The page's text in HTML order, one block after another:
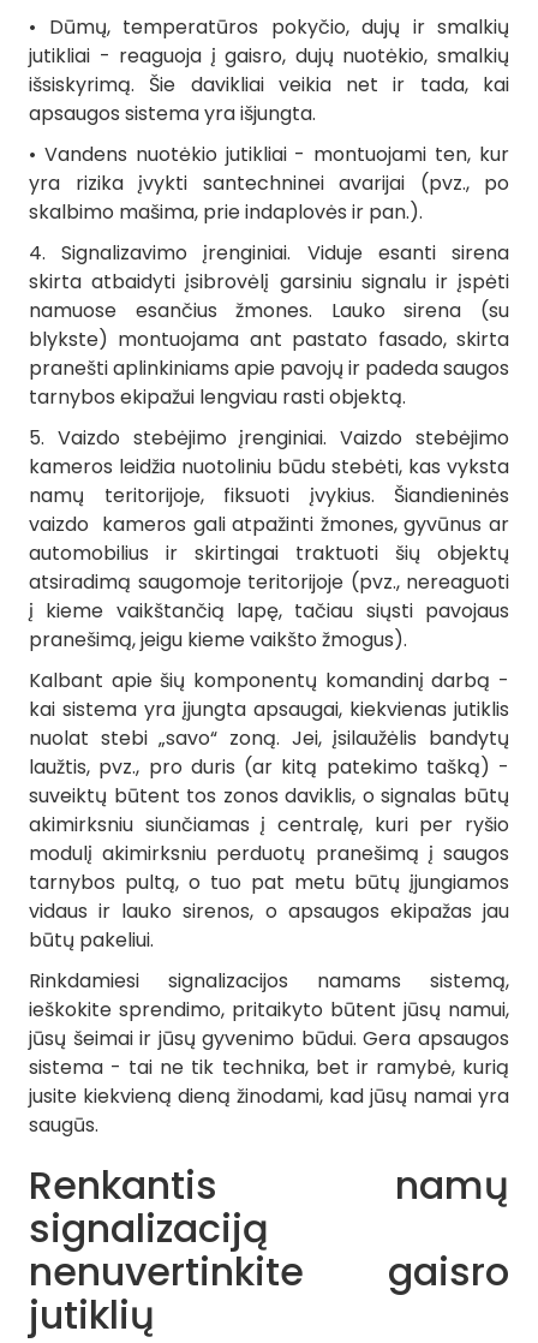
• Dūmų, temperatūros pokyčio, dujų ir smalkių
jutikliai - reaguoja į gaisro, dujų nuotėkio, smalkių
išsiskyrimą. Šie davikliai veikia net ir tada, kai
apsaugos sistema yra išjungta.
• Vandens nuotėkio jutikliai - montuojami ten, kur
yra rizika įvykti santechninei avarijai (pvz., po
skalbimo mašima, prie indaplovės ir pan.).
4. Signalizavimo įrenginiai. Viduje esanti sirena
skirta atbaidyti įsibrovėlį garsiniu signalu ir įspėti
namuose esančius žmones. Lauko sirena (su
blykste) montuojama ant pastato fasado, skirta
pranešti aplinkiniams apie pavojų ir padeda saugos
tarnybos ekipažui lengviau rasti objektą.
5. Vaizdo stebėjimo įrenginiai. Vaizdo stebėjimo
kameros leidžia nuotoliniu būdu stebėti, kas vyksta
namų teritorijoje, fiksuoti įvykius. Šiandieninės
vaizdo kameros gali atpažinti žmones, gyvūnus ar
automobilius ir skirtingai traktuoti šių objektų
atsiradimą saugomoje teritorijoje (pvz., nereaguoti
į kieme vaikštančią lapę, tačiau siųsti pavojaus
pranešimą, jeigu kieme vaikšto žmogus).
Kalbant apie šių komponentų komandinį darbą -
kai sistema yra įjungta apsaugai, kiekvienas jutiklis
nuolat stebi „savo“ zoną. Jei, įsilaužėlis bandytų
laužtis, pvz., pro duris (ar kitą patekimo tašką) -
suveiktų būtent tos zonos daviklis, o signalas būtų
akimirksniu siunčiamas į centralę, kuri per ryšio
modulį akimirksniu perduotų pranešimą į saugos
tarnybos pultą, o tuo pat metu būtų įjungiamos
vidaus ir lauko sirenos, o apsaugos ekipažas jau
būtų pakeliui.
Rinkdamiesi signalizacijos namams sistemą,
ieškokite sprendimo, pritaikyto būtent jūsų namui,
jūsų šeimai ir jūsų gyvenimo būdui. Gera apsaugos
sistema - tai ne tik technika, bet ir ramybė, kurią
jusite kiekvieną dieną žinodami, kad jūsų namai yra
saugūs.
Renkantis namų
signalizaciją
nenuvertinkite gaisro
jutiklių